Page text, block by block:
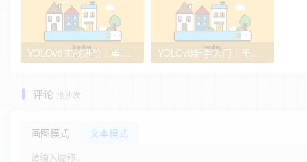
评论 抢沙发
画图模式 文本模式